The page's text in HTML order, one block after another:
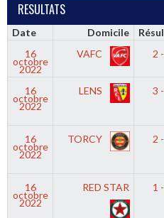
RESULTATS
Date Domicile
16
octobre
2022
VAFC 2
16
octobre
2022
LENS
3
16
octobre
2022
TORCY
2
16
octobre
2022
RED STAR 1